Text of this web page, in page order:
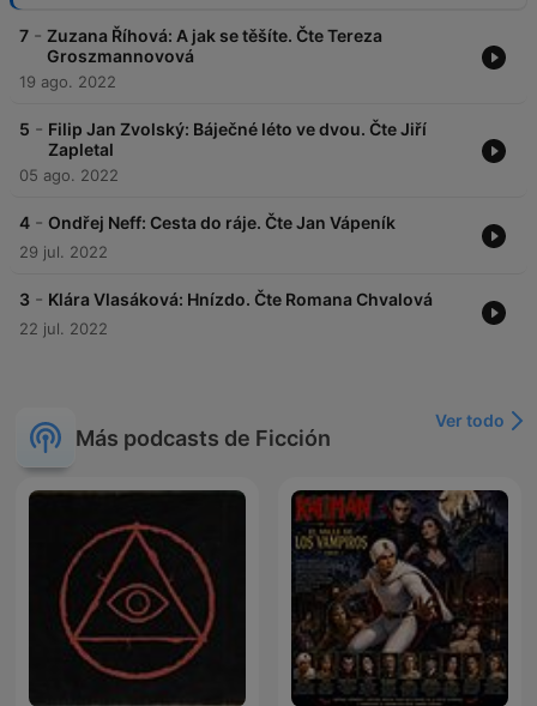
7 - Zuzana Říhová: A jak se těšíte. Čte Tereza
Groszmannovová
19 ago. 2022
5 - Filip Jan Zvolský: Báječné léto ve dvou. Čte Jiří
Zapletal
05 ago. 2022
4 - Ondřej Neff: Cesta do ráje. Čte Jan Vápeník
29 jul. 2022
3 - Klára Vlasáková: Hnízdo. Čte Romana Chvalová
22 jul. 2022
Más podcasts de Ficción
Ver todo